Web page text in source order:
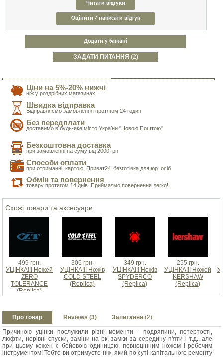
Читати відгуки
Оцінити / написати відгук
Додати у бажані
ЗАДАТИ ПИТАННЯ (2)
Ціни на 5%-20% нижчі
ніж у роздрібних магазинах
Швидка відправка
Відправляємо замовлення протягом 24 годин
Без передплати
доставимо в будь-яке місто України "Новою Поштою"
Безкоштовна доставка
при замовленні на суму від 2000 грн
Способи оплати
при отриманні, картою, Приват24, безготівка для юр. осіб
Обмін та повернення
товару протягом 14 днів. Приймаємо повернення легко!
Схожі товари та аксесуари
499 грн.
УЦІНКА!!! Ножей
ZERO
TOLERANCE
(Replica)
306 грн.
УЦІНКА!!! Ножів
COLD STEEL
(Replica)
349 грн.
УЦІНКА!!! Ножів
SPYDERCO
(Replica)
255 грн.
УЦІНКА!!! Ножей
KERSHAW
(Replica)
Про товар Reviews (3) Запитання (2)
Причиною уцінки послужили різні моменти - подряпини, потертості,
люфти, нерівні спуски, заміни на рк, замки за середину п'яти і т.д., але
при цьому кожен є бойовою одиницею, повноцінним ножем і робочим
інструментом! Тобто ви отримуєте ніж, який по суті капітального ремонту